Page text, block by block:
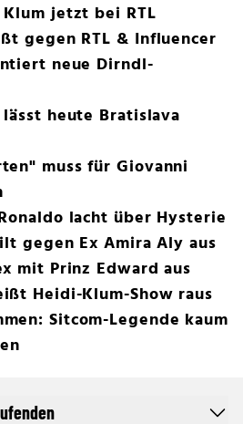
jetzt bei RTL
gegen RTL & Influencer
neue Dirndl-
heute Bratislava
muss für Giovanni
lacht über Hysterie
gegen Ex Amira Aly aus
mit Prinz Edward aus
Heidi-Klum-Show raus
Sitcom-Legende kaum